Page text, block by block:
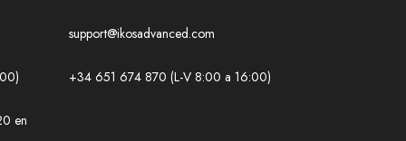
en
support@ikosadvanced.com
+34 651 674 870 (L-V 8:00 a 16:00)